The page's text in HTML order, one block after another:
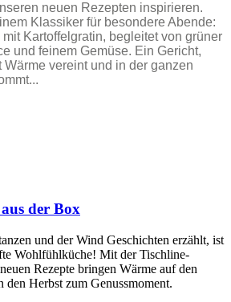
neuen Rezepten inspirieren.
Klassiker für besondere Abende:
Kartoffelgratin, begleitet von grüner
und feinem Gemüse. Ein Gericht,
vereint und in der ganzen
der Box
und der Wind Geschichten erzählt, ist
Wohlfühlküche! Mit der Tischline-
Rezepte bringen Wärme auf den
den Herbst zum Genussmoment.